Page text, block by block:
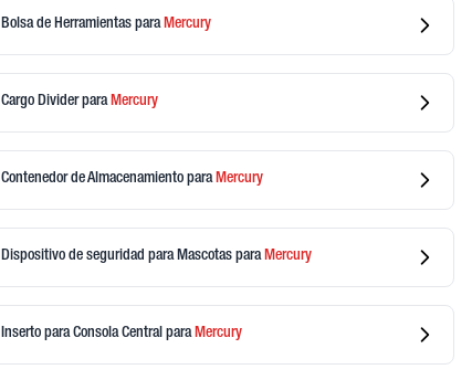
Bolsa de Herramientas paraMercury
Cargo Divider paraMercury
Contenedor de Almacenamiento paraMercury
Dispositivo de seguridad para Mascotas paraMercury
Inserto para Consola Central paraMercury